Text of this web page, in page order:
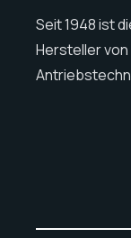
Seit 1948 ist
Hersteller